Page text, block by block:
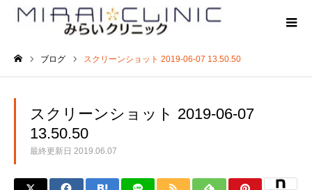
ブログ スクリーンショット 2019-06-07 13.50.50
スクリーンショット 2019-06-07
13.50.50
最終更新日 2019.06.07